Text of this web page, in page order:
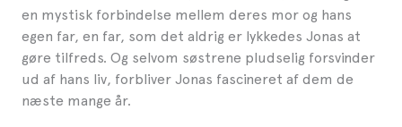
en mystisk forbindelse mellem deres mor og hans
egen far, en far, som det aldrig er lykkedes Jonas at
gøre tilfreds. Og selvom søstrene pludselig forsvinder
ud af hans liv, forbliver Jonas fascineret af dem de
næste mange år.